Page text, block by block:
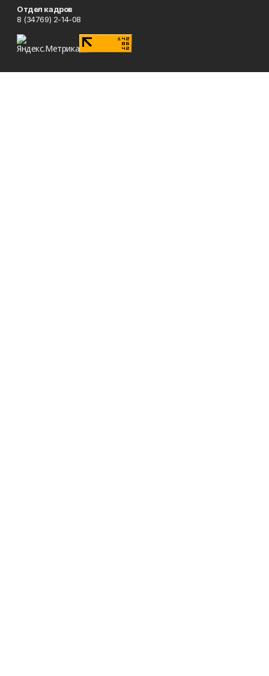
Отдел кадров
8 (34769) 2-14-08